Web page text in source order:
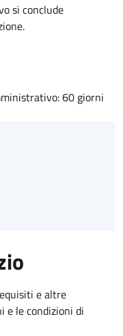
si conclude
60 giorni
e altre
e le condizioni di